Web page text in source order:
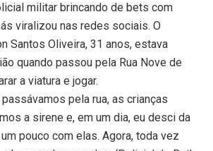
militar brincando de bets com
viralizou nas redes sociais. O
Santos Oliveira, 31 anos, estava
quando passou pela Rua Nove de
a viatura e jogar.
pela rua, as crianças
a sirene e, em um dia, eu desci da
pouco com elas. Agora, toda vez